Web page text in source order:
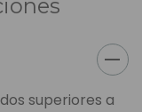
superiores a